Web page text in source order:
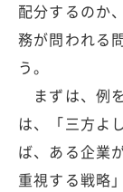
配分するのか
務が問われる
う。
まずは、例
は、「三方よ
ば、ある企業
重視する戦略